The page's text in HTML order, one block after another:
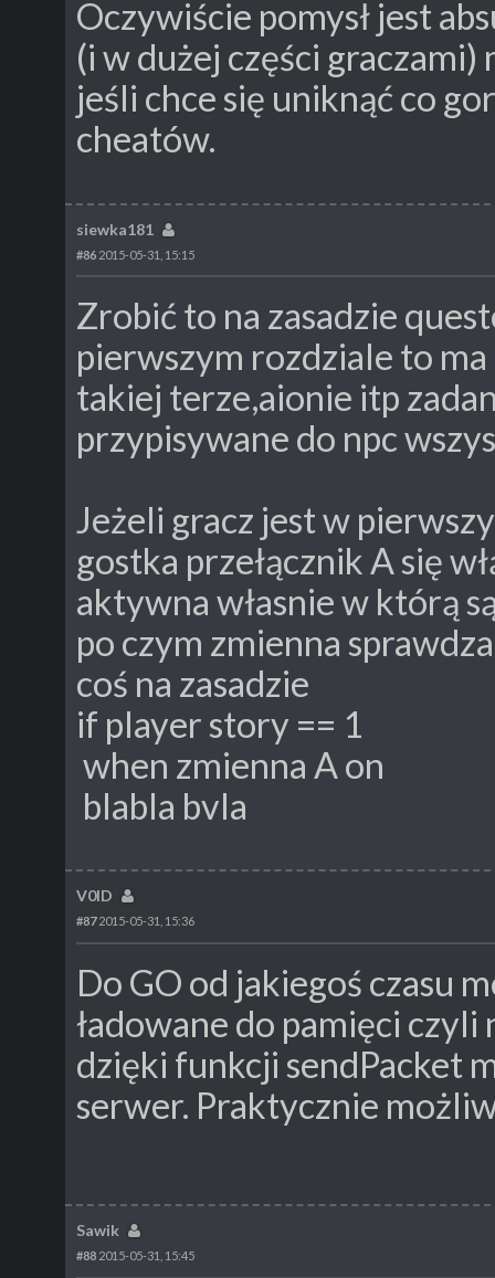
Oczywiście pomysł jest
(i w dużej części
jeśli chce się uniknąć co
cheatów.
siewka181
#86 2015-05-31, 15:15
Zrobić to na zasadzie
pierwszym rozdziale to
takiej terze,aionie itp
przypisywane do npc
Jeżeli gracz jest w
gostka przełącznik A się
aktywna własnie w którą
po czym zmienna
coś na zasadzie
if player story == 1
when zmienna A on
blabla bvla
V0ID
#872015-05-31, 15:36
Do GO od jakiegoś czasu
ładowane do pamięci czyli
dzięki funkcji sendPacket
serwer. Praktycznie
Sawik
#88 2015-05-31, 15:45